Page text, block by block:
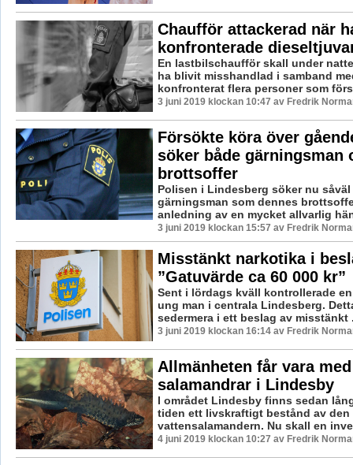
Chaufför attackerad när
konfronterade
En lastbilschaufför skall under
ha blivit misshandlad i samband
konfronterat flera personer som
3 juni 2019 klockan 10:47 av Fredrik
Försökte köra över
söker både gärningsman
brottsoffer
Polisen i Lindesberg söker nu
gärningsman som dennes
anledning av en mycket allvarlig
3 juni 2019 klockan 15:57 av Fredrik
Misstänkt narkotika i
”Gatuvärde ca 60 000 kr”
Sent i lördags kväll kontrollerade
ung man i centrala Lindesberg.
sedermera i ett beslag av misstänkt
3 juni 2019 klockan 16:14 av Fredrik
Allmänheten får vara
salamandrar i Lindesby
I området Lindesby finns sedan
tiden ett livskraftigt bestånd av
vattensalamandern. Nu skall en
4 juni 2019 klockan 10:27 av Fredrik